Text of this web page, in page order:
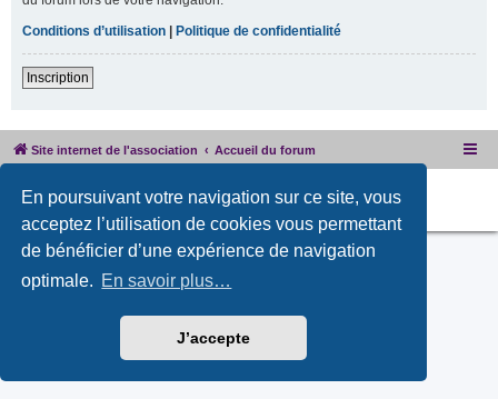
En poursuivant votre navigation sur ce site, vous
acceptez l’utilisation de cookies vous permettant
de bénéficier d’une expérience de navigation
optimale. En savoir plus…
J’accepte
Conditions d’utilisation | Politique de confidentialité
Inscription
Site internet de l'association Accueil du forum
Développé par
® Forum Software © phpBB Limited
PRIVACY_LINK